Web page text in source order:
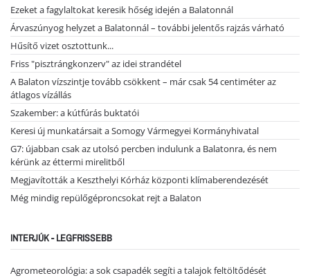
Ezeket a fagylaltokat keresik hőség idején a Balatonnál
Árvaszúnyog helyzet a Balatonnál – további jelentős rajzás várható
Hűsítő vizet osztottunk...
Friss "pisztrángkonzerv" az idei strandétel
A Balaton vízszintje tovább csökkent – már csak 54 centiméter az
átlagos vízállás
Szakember: a kútfúrás buktatói
Keresi új munkatársait a Somogy Vármegyei Kormányhivatal
G7: újabban csak az utolsó percben indulunk a Balatonra, és nem
kérünk az éttermi mirelitből
Megjavították a Keszthelyi Kórház központi klímaberendezését
Még mindig repülőgéproncsokat rejt a Balaton
INTERJÚK - LEGFRISSEBB
Agrometeorológia: a sok csapadék segíti a talajok feltöltődését